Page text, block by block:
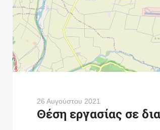
26 Αυγούστου 2021
Θέση εργασίας σε